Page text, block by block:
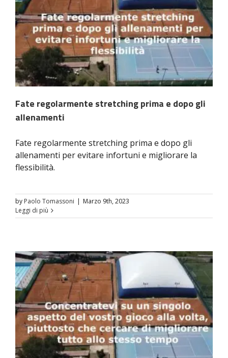
Fate regolarmente stretching prima e dopo gli
allenamenti
Fate regolarmente stretching prima e dopo gli
allenamenti per evitare infortuni e migliorare la
flessibilità.
by Paolo Tomassoni | Marzo 9th, 2023
Leggi di più